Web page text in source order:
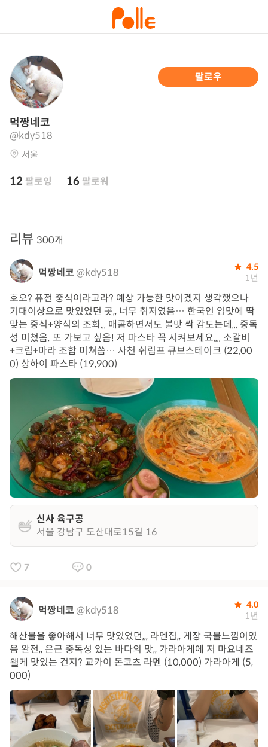
팔로우
먹짱네코
@kdy518
서울
12 팔로잉 16 팔로워
리뷰 300개
먹짱네코 @kdy518 4.5
1년
호오? 퓨전 중식이라고라? 예상 가능한 맛이겠지 생각했으나
기대이상으로 맛있었던 곳,, 너무 취저였음… 한국인 입맛에 딱
맞는 중식+양식의 조화,,, 매콤하면서도 불맛 싹 감도는데,,, 중독
성 미쳤음. 또 가보고 싶음! 저 파스타 꼭 시켜보세요,,,, 소갈비
+크림+마라 조합 미쳐씀… 사천 쉬림프 큐브스테이크 (22,00
0) 상하이 파스타 (19,900)
신사 육구공
서울 강남구 도산대로15길 16
7 0
먹짱네코 @kdy518 4.0
1년
해산물을 좋아해서 너무 맛있었던,,, 라멘집,, 게장 국물느낌이였
음 완전,, 은근 중독성 있는 바다의 맛,, 가라아게에 저 마요네즈
왤케 맛있는 건지? 교카이 돈코츠 라멘 (10,000) 가라아게 (5,
000)